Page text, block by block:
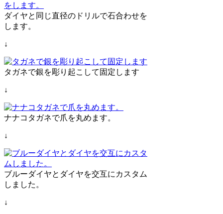
ダイヤと同じ直径のドリルで石合わせを
します。
↓
タガネで銀を彫り起こして固定します
↓
ナナコタガネで爪を丸めます。
↓
ブルーダイヤとダイヤを交互にカスタム
しました。
↓